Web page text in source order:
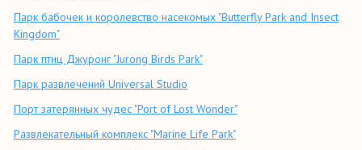
Парк бабочек и королевство насекомых "Butterfly Park and Insect
Kingdom"
Парк птиц Джуронг "Jurong Birds Park"
Парк развлечений Universal Studio
Порт затерянных чудес "Port of Lost Wonder"
Развлекательный комплекс "Marine Life Park"